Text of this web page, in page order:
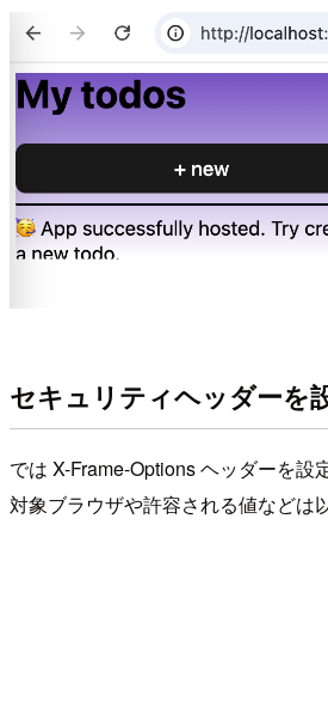
セキュリティヘッダーを
では X-Frame-Options ヘッダーを設
対象ブラウザや許容される値などは